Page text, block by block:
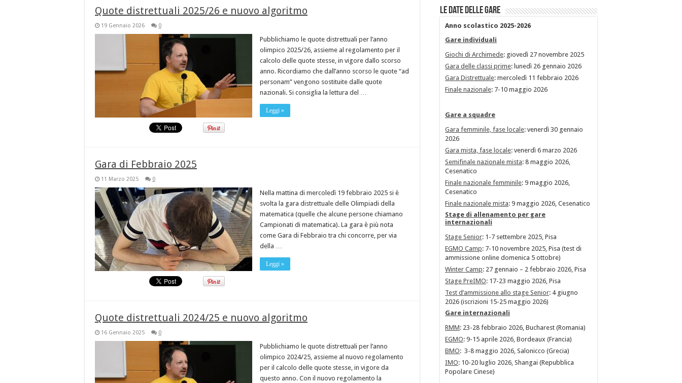
Quote distrettuali 2025/26 e nuovo algoritmo
19 Gennaio 2026 0
Pubblichiamo le quote distrettuali per l’anno
olimpico 2025/26, assieme al regolamento per il
calcolo delle quote stesse, in vigore dallo scorso
anno. Ricordiamo che dall’anno scorso le quote “ad
personam” vengono sostituite dalle quote
nazionali. Si consiglia la lettura del …
Leggi »
Gara di Febbraio 2025
11 Marzo 2025 0
Nella mattina di mercoledì 19 febbraio 2025 si è
svolta la gara distrettuale delle Olimpiadi della
matematica (quelle che alcune persone chiamano
Campionati di matematica). La gara è più nota
come Gara di Febbraio tra chi concorre, per via
della …
Leggi »
Quote distrettuali 2024/25 e nuovo algoritmo
16 Gennaio 2025 0
Pubblichiamo le quote distrettuali per l’anno
olimpico 2024/25, assieme al nuovo regolamento
per il calcolo delle quote stesse, in vigore da
questo anno. Con il nuovo regolamento la
Le date delle gare
Anno scolastico 2025-2026
Gare individuali
Giochi di Archimede: giovedì 27 novembre 2025
Gara delle classi prime: lunedì 26 gennaio 2026
Gara Distrettuale: mercoledì 11 febbraio 2026
Finale nazionale: 7-10 maggio 2026
Gare a squadre
Gara femminile, fase locale: venerdì 30 gennaio
2026
Gara mista, fase locale: venerdì 6 marzo 2026
Semifinale nazionale mista: 8 maggio 2026,
Cesenatico
Finale nazionale femminile: 9 maggio 2026,
Cesenatico
Finale nazionale mista: 9 maggio 2026, Cesenatico
Stage di allenamento per gare
internazionali
Stage Senior: 1-7 settembre 2025, Pisa
EGMO Camp: 7-10 novembre 2025, Pisa (test di
ammissione online domenica 5 ottobre)
Winter Camp: 27 gennaio – 2 febbraio 2026, Pisa
Stage PreIMO: 17-23 maggio 2026, Pisa
Test d’ammissione allo stage Senior: 4 giugno
2026 (iscrizioni 15-25 maggio 2026)
Gare internazionali
RMM: 23-28 febbraio 2026, Bucharest (Romania)
EGMO: 9-15 aprile 2026, Bordeaux (Francia)
BMO: 3-8 maggio 2026, Salonicco (Grecia)
IMO: 10-20 luglio 2026, Shangai (Repubblica
Popolare Cinese)